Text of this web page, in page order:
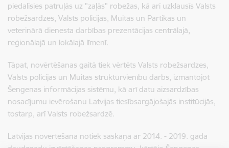
piedalīsies patruļās uz "zaļās" robežas, kā arī uzklausīs Valsts
robežsardzes, Valsts policijas, Muitas un Pārtikas un
veterinārā dienesta darbības prezentācijas centrālajā,
reģionālajā un lokālajā līmenī.
Tāpat, novērtēšanas gaitā tiek vērtēts Valsts robežsardzes,
Valsts policijas un Muitas struktūrvienību darbs, izmantojot
Šengenas informācijas sistēmu, kā arī datu aizsardzības
nosacījumu ievērošanu Latvijas tiesībsargājošajās institūcijās,
tostarp, arī Valsts robežsardzē.
Latvijas novērtēšana notiek saskaņā ar 2014. - 2019. gada